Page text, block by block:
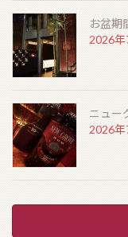
お盆期
2026年
ニュー
2026年